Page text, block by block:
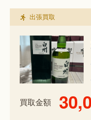
出張買取
買取金額